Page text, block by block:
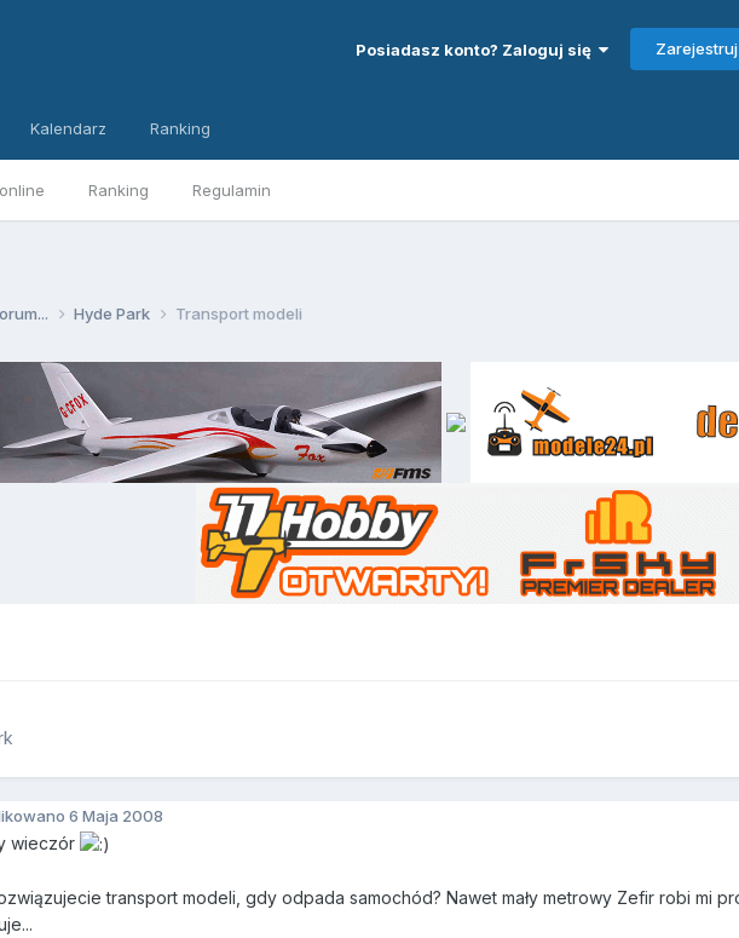
Posiadasz konto? Zaloguj się
Ranking Regulamin
Kalendarz Ranking
Hyde Park Transport modeli
6 Maja 2008
wieczór
transport modeli, gdy odpada samochód? Nawet mały metrowy Zefir robi mi